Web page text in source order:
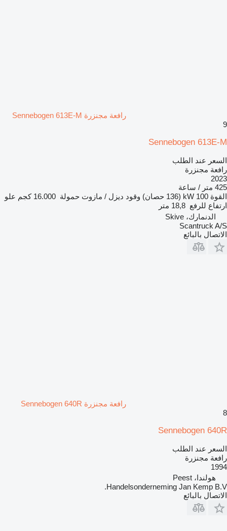
رافعة مجنزرة Sennebogen 613E-M
9
Sennebogen 613E-M
السعر عند الطلب
رافعة مجنزرة
2023
425 متر / ساعة
القوة 100 kW (136 حصان) وقود ديزل / مازوت حمولة 16.000 كجم
علو
ارتفاع للرفع 18,8 متر
الدنمارك، Skive
Scantruck A/S
الاتصال بالبائع
رافعة مجنزرة Sennebogen 640R
8
Sennebogen 640R
السعر عند الطلب
رافعة مجنزرة
1994
هولندا، Peest
Handelsonderneming Jan Kemp B.V.
الاتصال بالبائع